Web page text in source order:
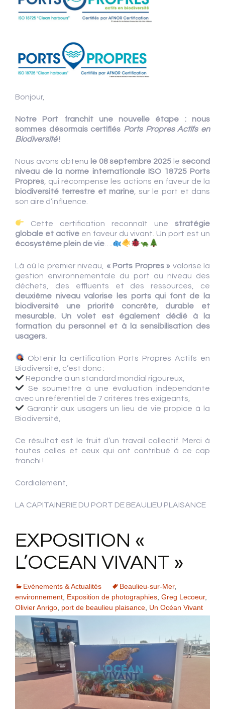
Bonjour,
Notre Port franchit une nouvelle étape : nous
sommes désormais certifiés Ports Propres Actifs en
Biodiversité!
Nous avons obtenu le 08 septembre 2025 le second
niveau de la norme internationale ISO 18725 Ports
Propres , qui récompense les actions en faveur de la
biodiversité terrestre et marine, sur le port et dans
son aire d’influence.
Cette certification reconnaît une stratégie
globale et activeen faveur du vivant. Un port est un
écosystème plein de vie
Là où le premier niveau, « Ports Propres » valorise la
gestion environnementale du port au niveau des
déchets, des effluents et des ressources, ce
deuxième niveau valorise les ports qui font de la
biodiversité une priorité concrète, durable et
mesurable. Un volet est également dédié à la
formation du personnel et à la sensibilisation des
usagers.
Obtenir la certification Ports Propres Actifs en
Biodiversité, c’est donc :
Répondre à un standard mondial rigoureux,
Se soumettre à une évaluation indépendante
avec un référentiel de 7 critères très exigeants,
Garantir aux usagers un lieu de vie propice à la
Biodiversité,
Ce résultat est le fruit d’un travail collectif. Merci à
toutes celles et ceux qui ont contribué à ce cap
franchi !
Cordialement,
LA CAPITAINERIE DU PORT DE BEAULIEU PLAISANCE
EXPOSITION «
L’OCEAN VIVANT »
Evénements & Actualités Beaulieu-sur-Mer,
environnement Exposition de photographies Greg Lecoeur,
Olivier Anrigo port de beaulieu plaisance Un Océan Vivant